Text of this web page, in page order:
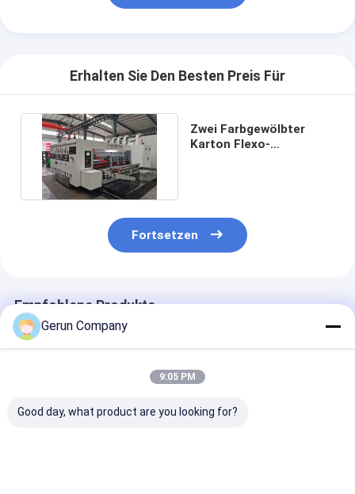
Erhalten Sie Den Besten Preis Für
Zwei Farbgewölbter
Karton Flexo-
Fortsetzen
Empfohlene Produkte
Gerun Company
9:05 PM
Good day, what product are you looking for?